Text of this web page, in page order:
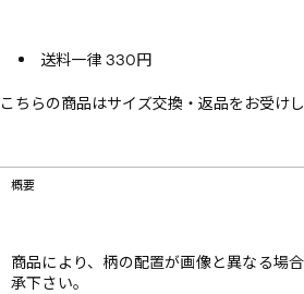
送料一律 330円
こちらの商品はサイズ交換・返品をお受け
概要
商品により、柄の配置が画像と異なる場
承下さい。